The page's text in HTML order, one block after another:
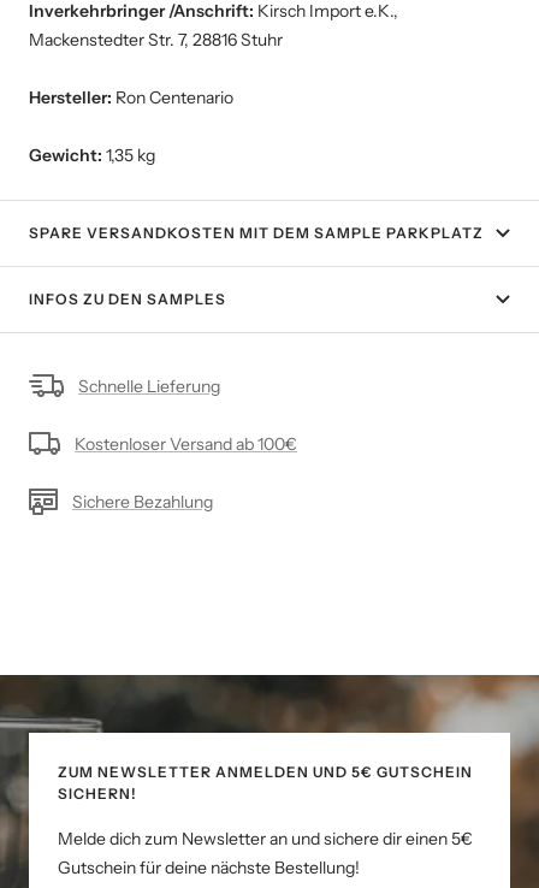
Inverkehrbringer /Anschrift: Kirsch Import e.K.,
Mackenstedter Str. 7, 28816 Stuhr
Hersteller: Ron Centenario
Gewicht: 1,35 kg
SPARE VERSANDKOSTEN MIT DEM SAMPLE PARKPLATZ
INFOS ZU DEN SAMPLES
Schnelle Lieferung
Kostenloser Versand ab 100€
Sichere Bezahlung
ZUM NEWSLETTER ANMELDEN UND 5€ GUTSCHEIN
SICHERN!
Melde dich zum Newsletter an und sichere dir einen 5€
Gutschein für deine nächste Bestellung!